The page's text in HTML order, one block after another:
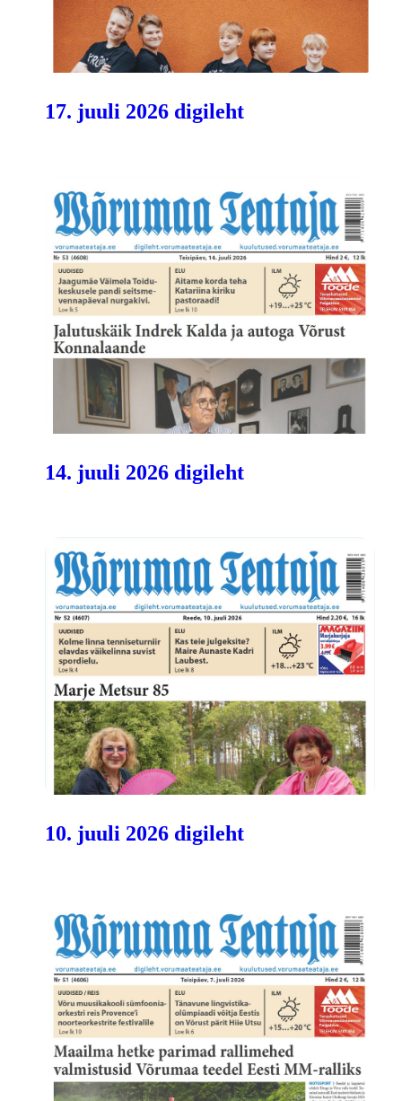
17. juuli 2026 digileht
14. juuli 2026 digileht
10. juuli 2026 digileht